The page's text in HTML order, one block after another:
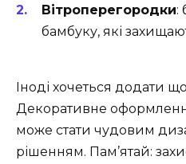
Вітроперегородки:
бамбуку, які
Іноді хочеться додати
Декоративне
може стати чудовим
рішенням. Пам’ятай: